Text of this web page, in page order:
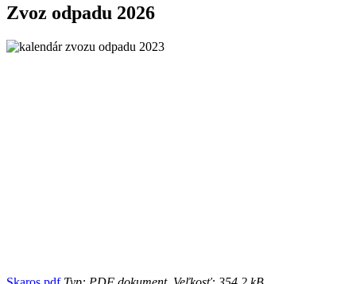
Zvoz odpadu 2026